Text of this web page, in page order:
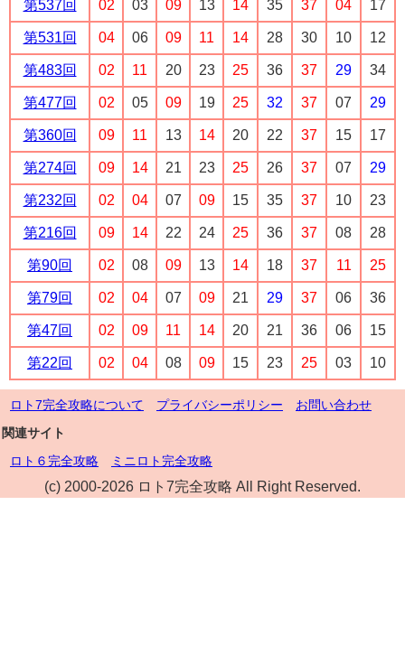
第537回 02 03 09 13 14 35 37 04 17
第531回 04 06 09 11 14 28 30 10 12
第483回 02 11 20 23 25 36 37 29 34
第477回 02 05 09 19 25 32 37 07 29
第360回 09 11 13 14 20 22 37 15 17
第274回 09 14 21 23 25 26 37 07 29
第232回 02 04 07 09 15 35 37 10 23
第216回 09 14 22 24 25 36 37 08 28
第90回 02 08 09 13 14 18 37 11 25
第79回 02 04 07 09 21 29 37 06 36
第47回 02 09 11 14 20 21 36 06 15
第22回 02 04 08 09 15 23 25 03 10
ロト7完全攻略について プライバシーポリシー
お問い合わせ
関連サイト
ロト６完全攻略
ミニロト完全攻略
(c) 2000-2026 ロト7完全攻略 All Right Reserved.